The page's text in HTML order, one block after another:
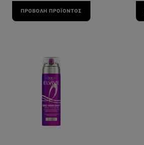
ΠΡΟΒΟΛΉ ΠΡΟΪΌΝΤΟΣ